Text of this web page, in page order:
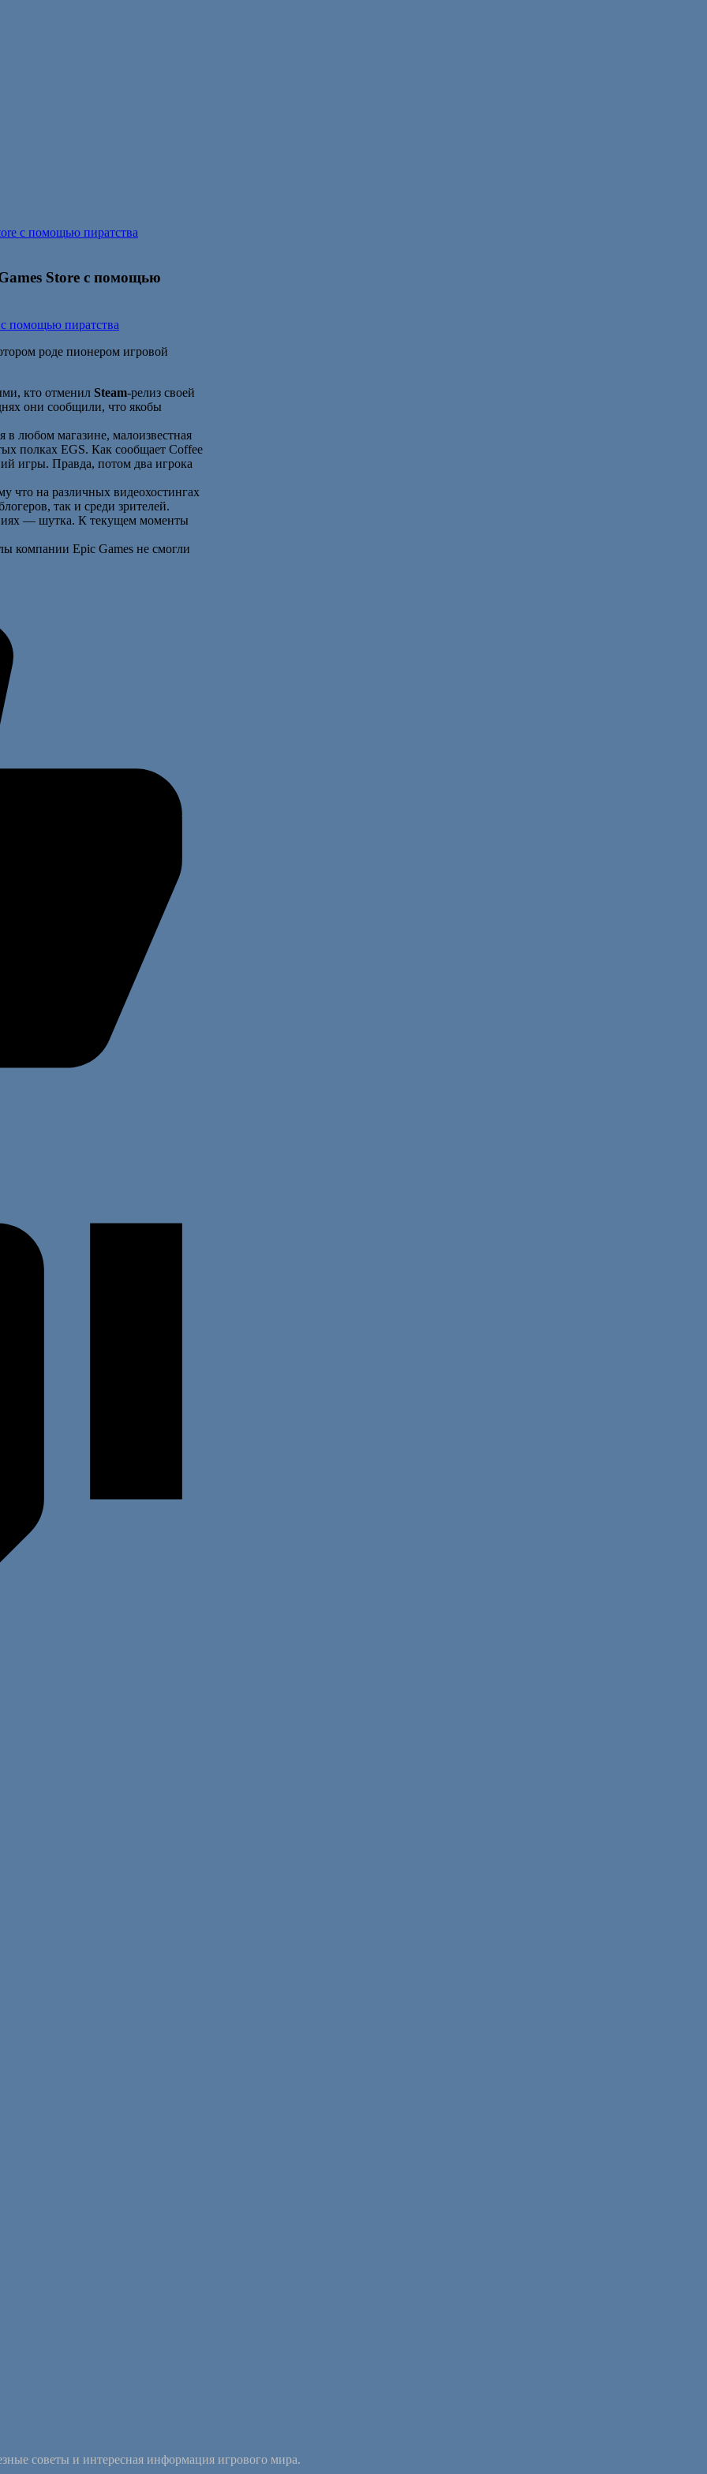
с помощью пиратства
Store с помощью
роде пионером игровой
кто отменил Steam-релиз своей
они сообщили, что якобы
любом магазине, малоизвестная
полках EGS. Как сообщает Coffee
игры. Правда, потом два игрока
что на различных видеохостингах
так и среди зрителей.
— шутка. К текущем моменты
компании Epic Games не смогли
советы и интересная информация игрового мира.